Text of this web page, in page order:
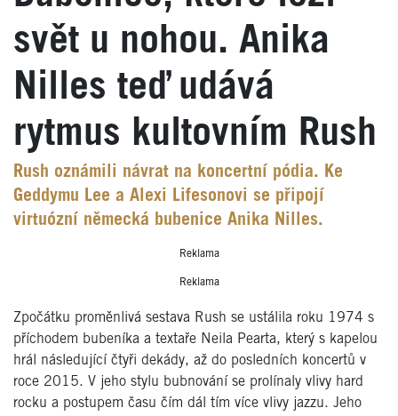
svět u nohou. Anika
Nilles teď udává
rytmus kultovním Rush
Rush oznámili návrat na koncertní pódia. Ke
Geddymu Lee a Alexi Lifesonovi se připojí
virtuózní německá bubenice Anika Nilles.
Reklama
Reklama
Zpočátku proměnlivá sestava Rush se ustálila roku 1974 s
příchodem bubeníka a textaře Neila Pearta, který s kapelou
hrál následující čtyři dekády, až do posledních koncertů v
roce 2015. V jeho stylu bubnování se prolínaly vlivy hard
rocku a postupem času čím dál tím více vlivy jazzu. Jeho